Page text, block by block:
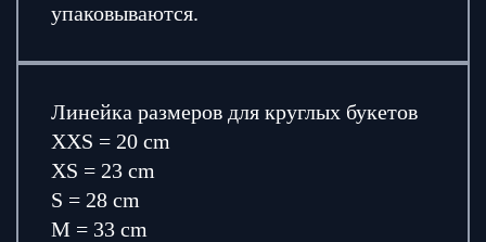
упаковываются.
Линейка размеров для круглых букетов
XXS = 20 cm
XS = 23 cm
S = 28 cm
M = 33 cm